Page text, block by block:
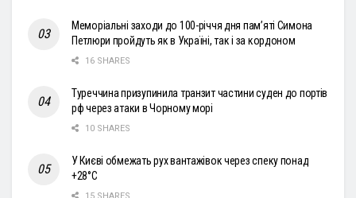
Меморіальні заходи до 100-річчя дня пам’яті Симона
Петлюри пройдуть як в Україні, так і за кордоном
16 SHARES
Туреччина призупинила транзит частини суден до портів
рф через атаки в Чорному морі
10 SHARES
У Києві обмежать рух вантажівок через спеку понад
+28°С